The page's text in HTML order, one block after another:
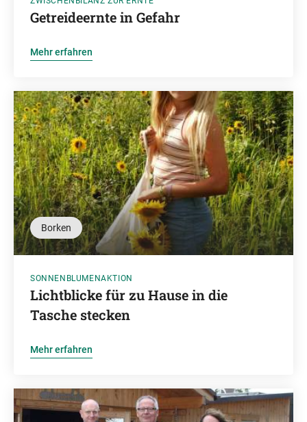
Getreideernte in Gefahr
Mehr erfahren
Borken
SONNENBLUMENAKTION
Lichtblicke für zu Hause in die
Tasche stecken
Mehr erfahren